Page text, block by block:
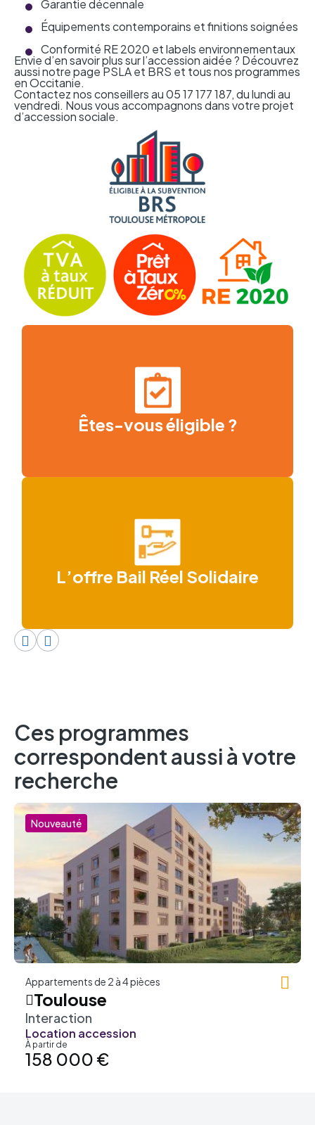
Garantie décennale
Équipements contemporains et finitions soignées
Conformité RE 2020 et labels environnementaux
Envie d’en savoir plus sur l’accession aidée ? Découvrez
aussi notre pagePSLA et BRS et tous nos programmes
en Occitanie.
Contactez nos conseillers au 05 17 177 187, du lundi au
vendredi. Nous vous accompagnons dans votre projet
d’accession sociale.
Êtes-vous éligible ?
L’offre Bail Réel Solidaire
Ces programmes
correspondent aussi à votre
recherche
Nouveauté
Appartements de 2 à 4 pièces
Toulouse
Interaction
Location accession
À partir de
158 000 €